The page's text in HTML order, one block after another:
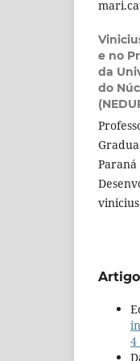
e no
da
do
Paraná
4